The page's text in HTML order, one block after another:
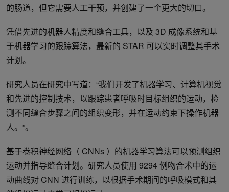
的肠道，但它需要人工干预，并创建了一个更大的切口。
凭借先进的机器人精度和缝合工具，以及 3D 成像系统和基
于机器学习的跟踪算法，最新的 STAR 可以实时调整其手术
计划。
研究人员在研究中写道：“我们开发了机器学习、计算机视觉
和先进的控制技术，以跟踪患者呼吸时目标组织的运动，检
测不同缝合步骤之间的组织变形，并在运动约束下操作机器
人。”。
基于卷积神经网络（ CNNs ）的机器学习算法可以预测组织
运动并指导缝合计划。研究人员使用 9294 例吻合术中的运
动曲线对 CNN 进行训练，以根据手术期间的呼吸模式和其